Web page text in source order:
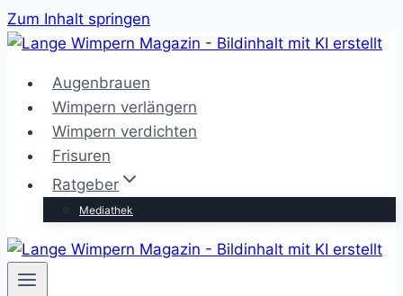
Zum Inhalt springen
Augenbrauen
Wimpern verlängern
Wimpern verdichten
Frisuren
Ratgeber
Mediathek